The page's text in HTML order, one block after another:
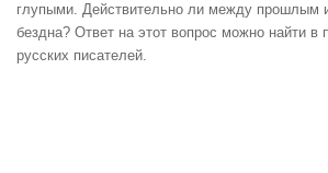
глупыми. Действительно ли между прошлым
бездна? Ответ на этот вопрос можно найти в
русских писателей.